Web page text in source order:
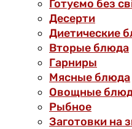
Готуємо без
Десерти
Диетические
Вторые блюда
Гарниры
Мясные блюда
Овощные
Рыбное
Заготовки на